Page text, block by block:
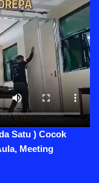
Satu ) Cocok
Meeting